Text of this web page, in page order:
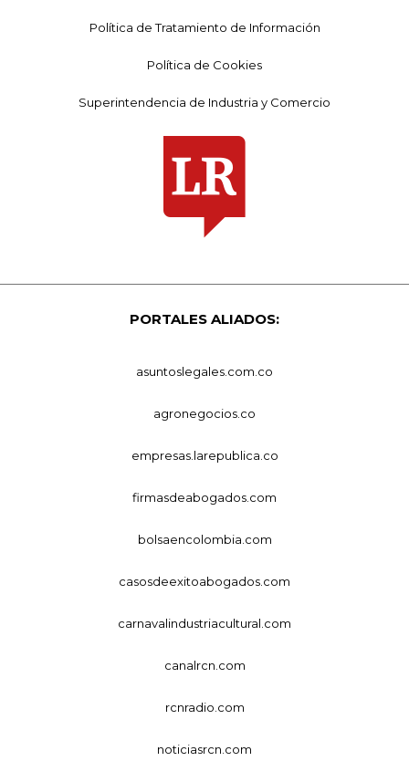
Política de Tratamiento de Información
Política de Cookies
Superintendencia de Industria y Comercio
PORTALES ALIADOS:
asuntoslegales.com.co
agronegocios.co
empresas.larepublica.co
firmasdeabogados.com
bolsaencolombia.com
casosdeexitoabogados.com
carnavalindustriacultural.com
canalrcn.com
rcnradio.com
noticiasrcn.com